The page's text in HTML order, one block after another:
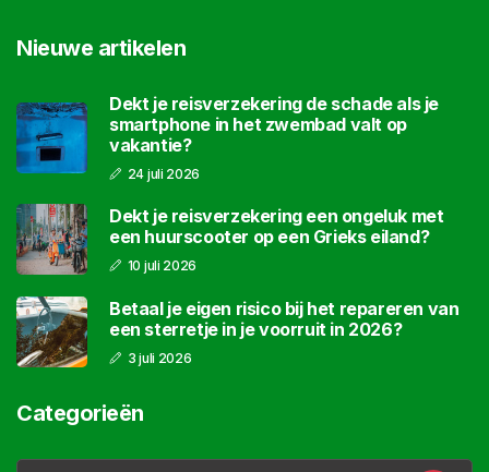
Nieuwe artikelen
Dekt je reisverzekering de schade als je
smartphone in het zwembad valt op
vakantie?
24 juli 2026
Dekt je reisverzekering een ongeluk met
een huurscooter op een Grieks eiland?
10 juli 2026
Betaal je eigen risico bij het repareren van
een sterretje in je voorruit in 2026?
3 juli 2026
Categorieën